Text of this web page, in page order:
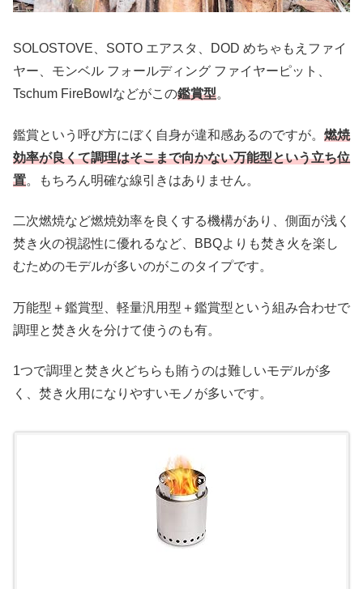
SOLOSTOVE、SOTO エアスタ、DOD めちゃもえファイ
ヤー、モンベル フォールディング ファイヤーピット、
Tschum FireBowlなどがこの鑑賞型。
鑑賞という呼び方にぼく自身が違和感あるのですが。 燃焼
効率が良くて調理はそこまで向かない万能型という立ち位
置。もちろん明確な線引きはありません。
二次燃焼など燃焼効率を良くする機構があり、側面が浅く
焚き火の視認性に優れるなど、BBQよりも焚き火を楽し
むためのモデルが多いのがこのタイプです。
万能型＋鑑賞型、軽量汎用型＋鑑賞型という組み合わせで
調理と焚き火を分けて使うのも有。
1つで調理と焚き火どちらも賄うのは難しいモデルが多
く、焚き火用になりやすいモノが多いです。